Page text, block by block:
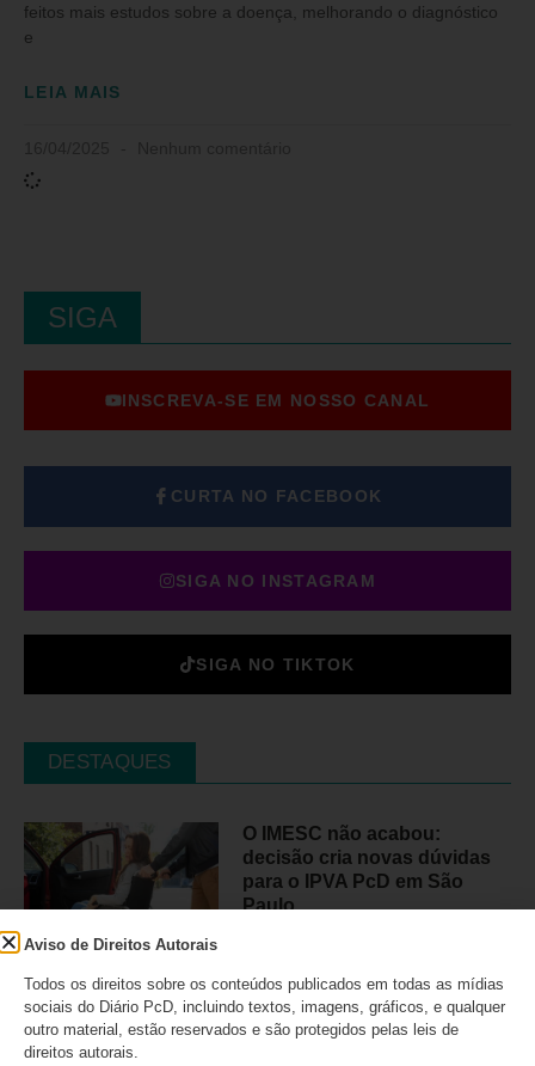
feitos mais estudos sobre a doença, melhorando o diagnóstico
e
LEIA MAIS
SIGA
INSCREVA-SE EM NOSSO CANAL
CURTA NO FACEBOOK
SIGA NO INSTAGRAM
SIGA NO TIKTOK
DESTAQUES
O IMESC não acabou:
decisão cria novas dúvidas
para o IPVA PcD em São
Paulo
Aviso de Direitos Autorais
Todos os direitos sobre os conteúdos publicados em todas as mídias
sociais do Diário PcD, incluindo textos, imagens, gráficos, e qualquer
outro material, estão reservados e são protegidos pelas leis de
direitos autorais.